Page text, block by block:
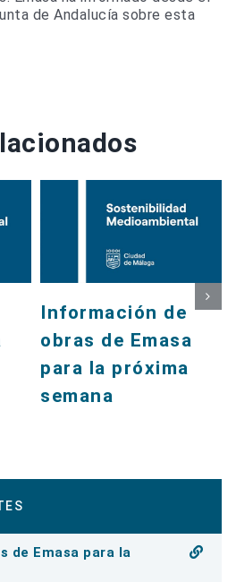
de Andalucía sobre esta
Información de
obras de Emasa
para la próxima
semana
de Emasa para la